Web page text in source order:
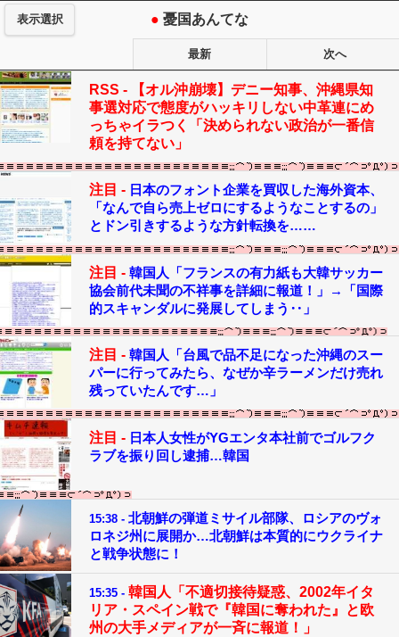
表示選択 ● 憂国あんてな
最新 次へ
RSS -
【オル沖崩壊】デニー知事、沖縄県知
事選対応で態度がハッキリしない中革連にめ
っちゃイラつく「決められない政治が一番信
頼を持てない」
注目 - 日本のフォント企業を買収した海外資本、
「なんで自ら売上ゼロにするようなことするの」
とドン引きするような方針転換を……
注目 - 韓国人「フランスの有力紙も大韓サッカー
協会前代未聞の不祥事を詳細に報道！」→「国際
的スキャンダルに発展してしまう‥」
注目 - 韓国人「台風で品不足になった沖縄のスー
パーに行ってみたら、なぜか辛ラーメンだけ売れ
残っていたんです…」
注目 - 日本人女性がYGエンタ本社前でゴルフク
ラブを振り回し逮捕…韓国
15:38 - 北朝鮮の弾道ミサイル部隊、ロシアのヴォ
ロネジ州に展開か…北朝鮮は本質的にウクライナ
と戦争状態に！
15:35 - 韓国人「不適切接待疑惑、2002年イタ
リア・スペイン戦で『韓国に奪われた』と欧
州の大手メディアが一斉に報道！」